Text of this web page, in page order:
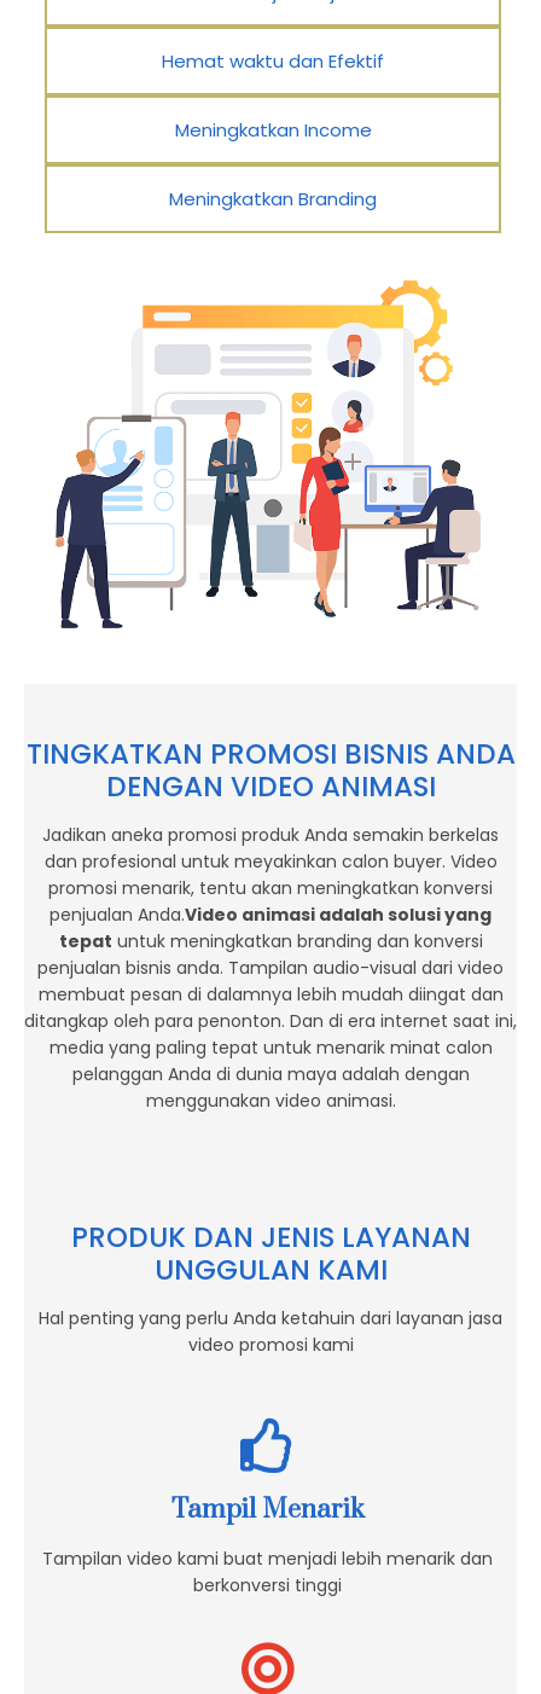
Hemat waktu dan Efektif
Meningkatkan Income
Meningkatkan Branding
TINGKATKAN PROMOSI BISNIS ANDA
DENGAN VIDEO ANIMASI
Jadikan aneka promosi produk Anda semakin berkelas
dan profesional untuk meyakinkan calon buyer. Video
promosi menarik, tentu akan meningkatkan konversi
penjualan Anda.Video animasi adalah solusi yang
tepat untuk meningkatkan branding dan konversi
penjualan bisnis anda. Tampilan audio-visual dari video
membuat pesan di dalamnya lebih mudah diingat dan
ditangkap oleh para penonton. Dan di era internet saat ini,
media yang paling tepat untuk menarik minat calon
pelanggan Anda di dunia maya adalah dengan
menggunakan video animasi.
PRODUK DAN JENIS LAYANAN
UNGGULAN KAMI
Hal penting yang perlu Anda ketahuin dari layanan jasa
video promosi kami
Tampil Menarik
Tampilan video kami buat menjadi lebih menarik dan
berkonversi tinggi